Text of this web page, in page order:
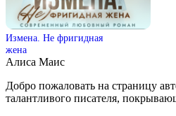
Измена. Не фригидная
жена
Алиса Маис
Добро пожаловать на страницу
талантливого писателя,